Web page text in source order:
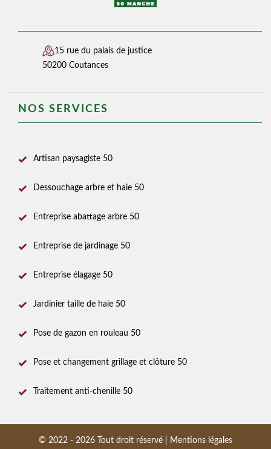
15 rue du palais de justice
50200 Coutances
NOS SERVICES
Artisan paysagiste 50
Dessouchage arbre et haie 50
Entreprise abattage arbre 50
Entreprise de jardinage 50
Entreprise élagage 50
Jardinier taille de haie 50
Pose de gazon en rouleau 50
Pose et changement grillage et clôture 50
Traitement anti-chenille 50
© 2022 - 2026 Tout droit réservé | Mentions légales